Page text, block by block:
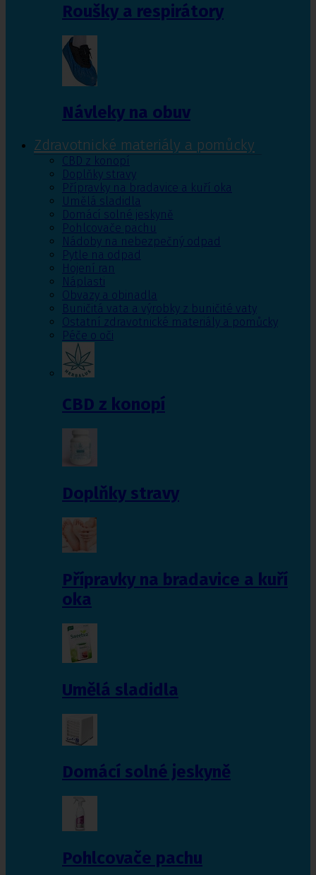
Roušky a respirátory
Návleky na obuv
Zdravotnické materiály a pomůcky
CBD z konopí
Doplňky stravy
Přípravky na bradavice a kuří oka
Umělá sladidla
Domácí solné jeskyně
Pohlcovače pachu
Nádoby na nebezpečný odpad
Pytle na odpad
Hojení ran
Náplasti
Obvazy a obinadla
Buničitá vata a výrobky z buničité vaty
Ostatní zdravotnické materiály a pomůcky
Péče o oči
CBD z konopí
Doplňky stravy
Přípravky na bradavice a kuří
oka
Umělá sladidla
Domácí solné jeskyně
Pohlcovače pachu